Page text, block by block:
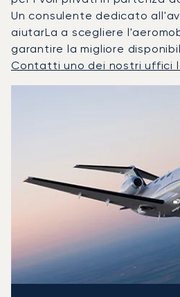
Un consulente dedicato
aiutarLa a scegliere
garantire la migliore
Contatti uno dei nostri uffici